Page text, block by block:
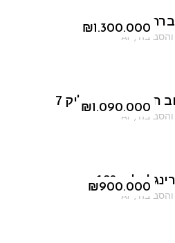
₪1.300.000
ברחוב פיארברג
,
AF
₪1.090.000
חיים נחמן ביאליק 7
,
AF
₪900.000
126
,
AF